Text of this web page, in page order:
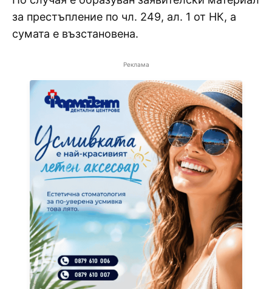
за престъпление по чл. 249, ал. 1 от НК, а
сумата е възстановена.
Реклама